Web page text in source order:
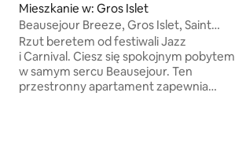
Mieszkanie w: Gros Islet
Beausejour Breeze, Gros Islet, Saint
Lucia
Rzut beretem od festiwali Jazz
i Carnival. Ciesz się spokojnym pobytem
w samym sercu Beausejour. Ten
przestronny apartament zapewnia